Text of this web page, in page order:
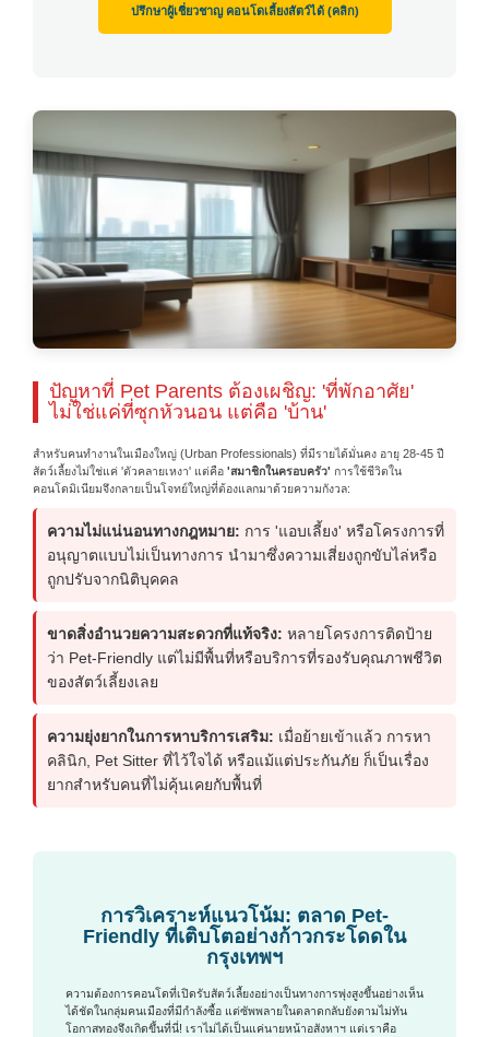
ปรึกษาผู้เชี่ยวชาญ คอนโดเลี้ยงสัตว์ได้ (คลิก)
ปัญหาที่ Pet Parents ต้องเผชิญ: 'ที่พักอาศัย'
ไม่ใช่แค่ที่ซุกหัวนอน แต่คือ 'บ้าน'
สำหรับคนทำงานในเมืองใหญ่ (Urban Professionals) ที่มีรายได้มั่นคง อายุ 28-45 ปี
สัตว์เลี้ยงไม่ใช่แค่ 'ตัวคลายเหงา' แต่คือ 'สมาชิกในครอบครัว' การใช้ชีวิตใน
คอนโดมิเนียมจึงกลายเป็นโจทย์ใหญ่ที่ต้องแลกมาด้วยความกังวล:
ความไม่แน่นอนทางกฎหมาย: การ 'แอบเลี้ยง' หรือโครงการที่
อนุญาตแบบไม่เป็นทางการ นำมาซึ่งความเสี่ยงถูกขับไล่หรือ
ถูกปรับจากนิติบุคคล
ขาดสิ่งอำนวยความสะดวกที่แท้จริง: หลายโครงการติดป้าย
ว่า Pet-Friendly แต่ไม่มีพื้นที่หรือบริการที่รองรับคุณภาพชีวิต
ของสัตว์เลี้ยงเลย
ความยุ่งยากในการหาบริการเสริม: เมื่อย้ายเข้าแล้ว การหา
คลินิก, Pet Sitter ที่ไว้ใจได้ หรือแม้แต่ประกันภัย ก็เป็นเรื่อง
ยากสำหรับคนที่ไม่คุ้นเคยกับพื้นที่
การวิเคราะห์แนวโน้ม: ตลาด Pet-
Friendly ที่เติบโตอย่างก้าวกระโดดใน
กรุงเทพฯ
ความต้องการคอนโดที่เปิดรับสัตว์เลี้ยงอย่างเป็นทางการพุ่งสูงขึ้นอย่างเห็น
ได้ชัดในกลุ่มคนเมืองที่มีกำลังซื้อ แต่ซัพพลายในตลาดกลับยังตามไม่ทัน
โอกาสทองจึงเกิดขึ้นที่นี่! เราไม่ได้เป็นแค่นายหน้าอสังหาฯ แต่เราคือ